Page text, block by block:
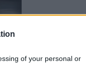
of your personal or